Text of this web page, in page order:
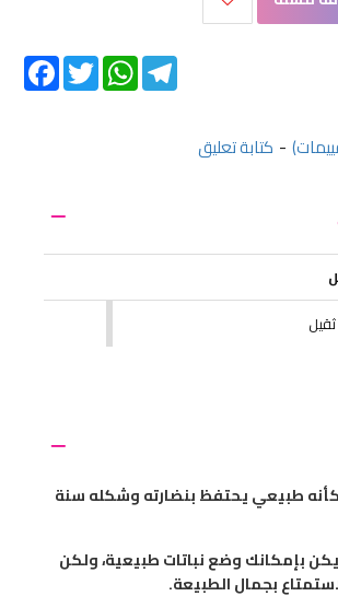
- كتابة تعليق
Twitter
WhatsAppTelegram
طبيعي يحتفظ بنضارته وشكله سنة
بإمكانك وضع نباتات طبيعية، ولكن
بجمال الطبيعة.